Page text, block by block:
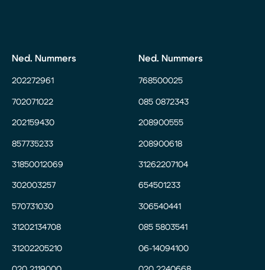
Ned. Nummers
202272961
702071022
202159430
857735233
31850012069
302003257
570731030
31202134708
31202205210
Ned. Nummers
768500025
085 0872343
208900555
208900618
31262207104
654501233
306540441
085 5803541
06-14094100